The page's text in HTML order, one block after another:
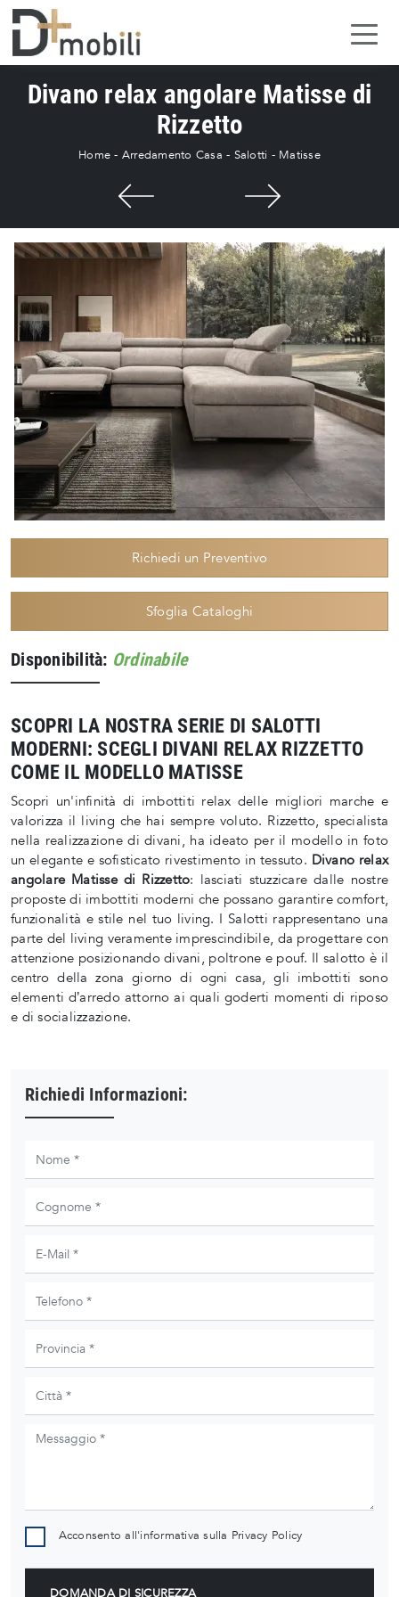
Divano relax angolare Matisse di
Rizzetto
Home - Arredamento Casa - Salotti - Matisse
Richiedi un Preventivo
Sfoglia Cataloghi
Disponibilità: Ordinabile
SCOPRI LA NOSTRA SERIE DI SALOTTI
MODERNI: SCEGLI DIVANI RELAX RIZZETTO
COME IL MODELLO MATISSE
Scopri un'infinità di imbottiti relax delle migliori marche e
valorizza il living che hai sempre voluto. Rizzetto, specialista
nella realizzazione di divani, ha ideato per il modello in foto
un elegante e sofisticato rivestimento in tessuto. Divano relax
angolare Matisse di Rizzetto: lasciati stuzzicare dalle nostre
proposte di imbottiti moderni che possano garantire comfort,
funzionalità e stile nel tuo living. I Salotti rappresentano una
parte del living veramente imprescindibile, da progettare con
attenzione posizionando divani, poltrone e pouf. Il salotto è il
centro della zona giorno di ogni casa, gli imbottiti sono
elementi d’arredo attorno ai quali goderti momenti di riposo
e di socializzazione.
Richiedi Informazioni:
Acconsento all'informativa sulla Privacy Policy
DOMANDA DI SICUREZZA